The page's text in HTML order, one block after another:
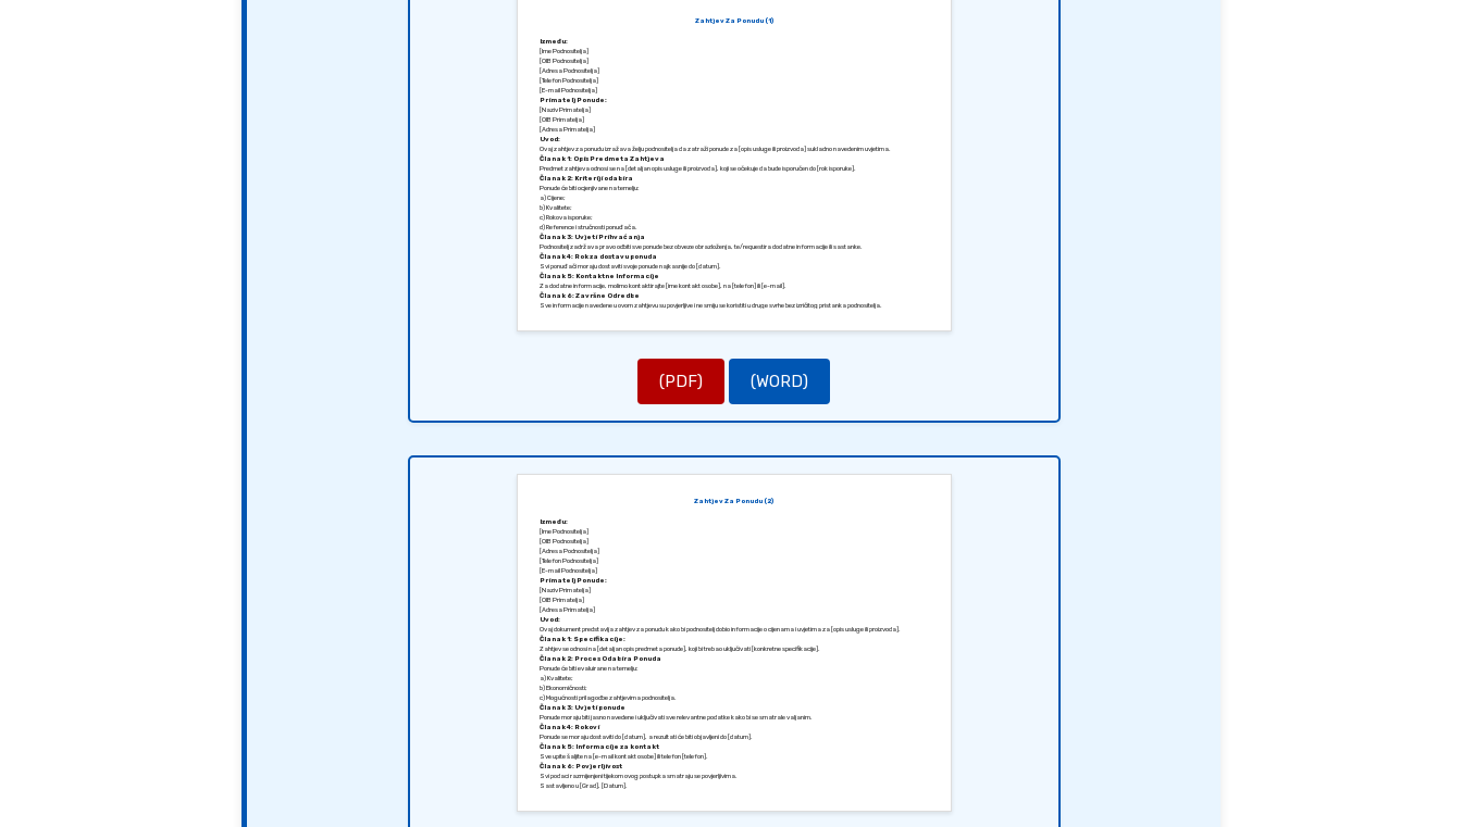
Zahtjev Za Ponudu (1)
Između:
[Ime Podnositelja]
[OIB Podnositelja]
[Adresa Podnositelja]
[Telefon Podnositelja]
[E-mail Podnositelja]
Primatelj Ponude:
[Naziv Primatelja]
[OIB Primatelja]
[Adresa Primatelja]
Uvod:
Ovaj zahtjev za ponudu izražava želju podnositelja da zatraži ponude za [opis usluge ili proizvoda] sukladno navedenim uvjetima.
Članak 1: Opis Predmeta Zahtjeva
Predmet zahtjeva odnosi se na [detaljan opis usluge ili proizvoda], koji se očekuje da bude isporučen do [rok isporuke].
Članak 2: Kriteriji odabira
Ponude će biti ocjenjivane na temelju:
a) Cijene;
b) Kvalitete;
c) Rokova isporuke;
d) Reference i stručnosti ponuđača.
Članak 3: Uvjeti Prihvaćanja
Podnositelj zadržava pravo odbiti sve ponude bez obveze obrazloženja, te/requestira dodatne informacije ili sastanke.
Članak 4: Rok za dostavu ponuda
Svi ponuđači moraju dostaviti svoje ponude najkasnije do [datum].
Članak 5: Kontaktne Informacije
Za dodatne informacije, molimo kontaktirajte [ime kontakt osobe], na [telefon] ili [e-mail].
Članak 6: Završne Odredbe
Sve informacije navedene u ovom zahtjevu su povjerljive i ne smiju se koristiti u druge svrhe bez izričitog pristanka podnositelja.
(PDF) (WORD)
Zahtjev Za Ponudu (2)
Između:
[Ime Podnositelja]
[OIB Podnositelja]
[Adresa Podnositelja]
[Telefon Podnositelja]
[E-mail Podnositelja]
Primatelj Ponude:
[Naziv Primatelja]
[OIB Primatelja]
[Adresa Primatelja]
Uvod:
Ovaj dokument predstavlja zahtjev za ponudu kako bi podnositelj dobio informacije o cijenama i uvjetima za [opis usluge ili proizvoda].
Članak 1: Specifikacije:
Zahtjev se odnosi na [detaljan opis predmeta ponude], koji bi trebao uključivati [konkretne specifikacije].
Članak 2: Proces Odabira Ponuda
Ponude će biti evaluirane na temelju:
a) Kvalitete;
b) Ekonomičnosti;
c) Mogućnosti prilagodbe zahtjevima podnositelja.
Članak 3: Uvjeti ponude
Ponude moraju biti jasno navedene i uključivati sve relevantne podatke kako bi se smatrale valjanim.
Članak 4: Rokovi
Ponude se moraju dostaviti do [datum], a rezultati će biti objavljeni do [datum].
Članak 5: Informacije za kontakt
Sve upite šaljite na [e-mail kontakt osobe] ili telefon [telefon].
Članak 6: Povjerljivost
Svi podaci razmijenjeni tijekom ovog postupka smatraju se povjerljivima.
Sastavljeno u [Grad], [Datum].